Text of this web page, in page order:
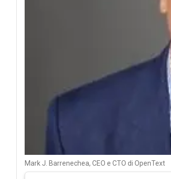
Mark J. Barrenechea, CEO e CTO di OpenText